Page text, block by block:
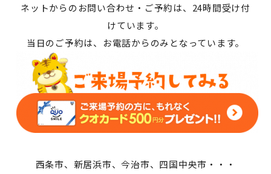
ネットからのお問い合わせ・ご予約は、24時間受け付
けています。
当日のご予約は、お電話からのみとなっています。
西条市、新居浜市、今治市、四国中央市・・・